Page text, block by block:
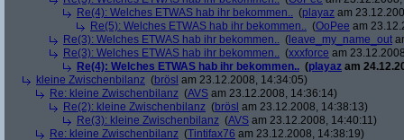
Re(4): Welches ETWAS hab ihr bekommen.. (playaz am
Re(5): Welches ETWAS hab ihr bekommen.. (OoPee am
Re(3): Welches ETWAS hab ihr bekommen.. ( leave_my_name_out
Re(3): Welches ETWAS hab ihr bekommen.. (xxxforce am
Re(4): Welches ETWAS hab ihr bekommen.. (playaz am
kleine Zwischenbilanz (brösl am 23.12.2008, 14:34:05)
Re: kleine Zwischenbilanz (AVS am 23.12.2008, 14:36:14)
Re(2): kleine Zwischenbilanz (brösl am 23.12.2008, 14:38:13)
Re(3): kleine Zwischenbilanz (AVS am 23.12.2008, 14:40:11)
Re: kleine Zwischenbilanz (Tintifax76 am 23.12.2008, 14:38:19)